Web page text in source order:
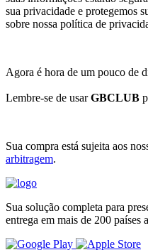
sua privacidade e protegemos
sobre nossa política de
Agora é hora de um pouco de
Lembre-se de usarGBCLUB
Sua compra está sujeita aos
arbitragem.
Sua solução completa para
entrega em mais de 200 países